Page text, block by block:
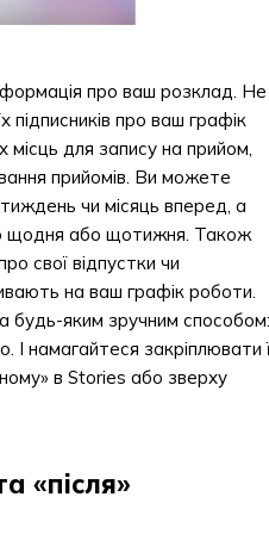
про ваш розклад. Не
підписників про ваш графік
місць для запису на прийом,
прийомів. Ви можете
чи місяць вперед, а
щодня або щотижня. Також
свої відпустки чи
на ваш графік роботи.
яким зручним
І намагайтеся закріплювати
в Stories або зверху
«після»